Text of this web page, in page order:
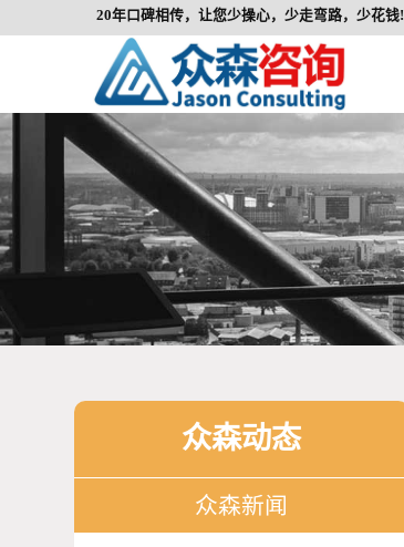
20年口碑相传，让您少操心，少走弯路，少花钱!
众森动态
众森新闻